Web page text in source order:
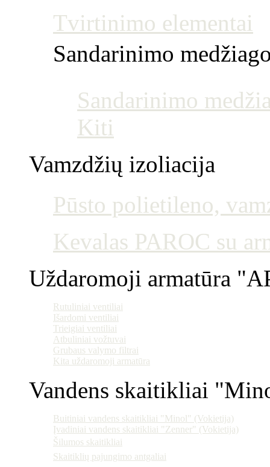
Tvirtinimo elementai
Sandarinimo
Sandarinimo
Kiti
Vamzdžių izoliacija
Pūsto polietileno,
Kevalas PAROC su
Uždaromoji armatūra
Rutuliniai ventiliai
Išardomi ventiliai
Trieigiai ventiliai
Atbuliniai vožtuvai
Grubaus valymo filtrai
Kita uždaromoji armatūra
Vandens skaitikliai
Buitiniai vandens skaitikliai "Minol" (Vokietija)
Įvadiniai vandens skaitikliai "Zenner" (Vokietija)
Šilumos skaitikliai
Skaitiklių pajungimo antgaliai